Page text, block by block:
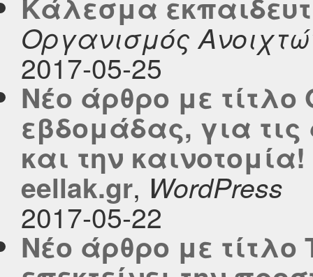
Οργανισμός
2017-05-25
Νέο άρθρο με τίτλο
εβδομάδας, για τις
και την
eellak.gr, WordPress
2017-05-22
Νέο άρθρο με τίτλο